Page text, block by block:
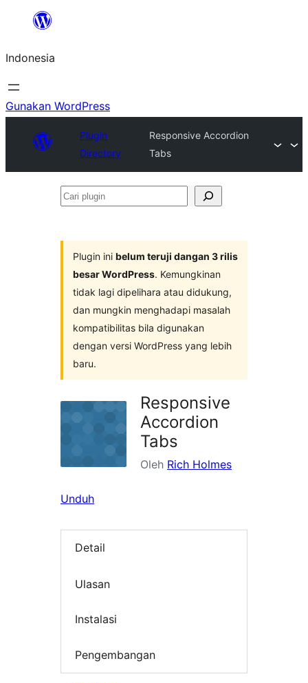
Lewati
konten
Indonesia
Gunakan WordPress
Plugin
Directory
Responsive Accordion
Tabs
Cari
Plugin ini belum teruji dangan 3 rilis
besar WordPress. Kemungkinan
tidak lagi dipelihara atau didukung,
dan mungkin menghadapi masalah
kompatibilitas bila digunakan
dengan versi WordPress yang lebih
baru.
Responsive
Accordion
Tabs
Oleh Rich Holmes
Unduh
Detail
Ulasan
Instalasi
Pengembangan